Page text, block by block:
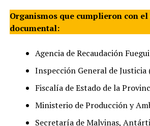
Organismos que cumplieron con
documental:
Agencia de Recaudación
Inspección General de Justicia
Fiscalía de Estado de la
Ministerio de Producción y
Secretaría de Malvinas,